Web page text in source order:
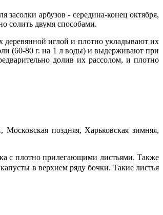
арбузов - середина-конец октября,
солить двумя способами.
деревянной иглой и плотно укладывают их
(60-80 г. на 1 л воды) и выдерживают при
долив их рассолом, и плотно
поздняя, Харьковская зимняя,
с плотно прилегающими листьями. Также
в верхнем ряду бочки. Такие листья